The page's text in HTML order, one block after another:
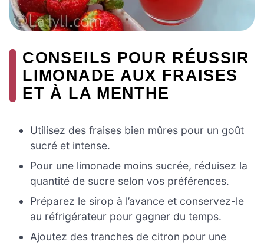
CONSEILS POUR RÉUSSIR
LIMONADE AUX FRAISES
ET À LA MENTHE
Utilisez des fraises bien mûres pour un goût
sucré et intense.
Pour une limonade moins sucrée, réduisez la
quantité de sucre selon vos préférences.
Préparez le sirop à l’avance et conservez-le
au réfrigérateur pour gagner du temps.
Ajoutez des tranches de citron pour une